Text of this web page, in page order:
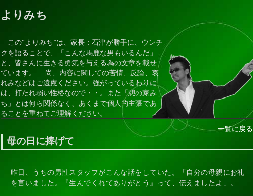
よりみち
この“よりみち”は、家長：石津が勝手に、ウンチ
クを語ることで、「こんな馬鹿な男もいるんだ」
と、皆さんに生きる勇気を与える為の文章を載せ
ています。 尚、内容に関しての苦情、反論、哀
れみなどはご遠慮ください。強がっているわりに
は、打たれ弱い性格なので・・。また「憩の家み
ち」とは何ら関係なく、あくまで個人的主張であ
ることを重ねてご理解ください。
一覧に戻る
母の日に捧げて
昨日、うちの男性スタッフがこんな話をしていた。「自分の母親にお礼
を言いました。『生んでくれてありがとう』って、伝えましたよ」。